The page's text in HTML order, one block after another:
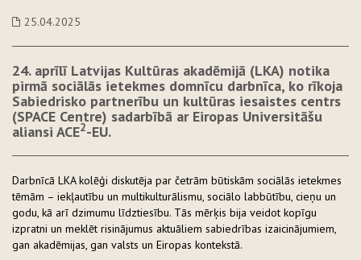
25.04.2025
24. aprīlī Latvijas Kultūras akadēmijā (LKA) notika
pirmā sociālās ietekmes domnīcu darbnīca, ko rīkoja
Sabiedrisko partnerību un kultūras iesaistes centrs
(SPACE Centre) sadarbībā ar Eiropas Universitāšu
aliansi ACE2-EU.
Darbnīcā LKA kolēģi diskutēja par četrām būtiskām sociālās ietekmes
tēmām – iekļautību un multikulturālismu, sociālo labbūtību, cieņu un
godu, kā arī dzimumu līdztiesību. Tās mērķis bija veidot kopīgu
izpratni un meklēt risinājumus aktuāliem sabiedrības izaicinājumiem,
gan akadēmijas, gan valsts un Eiropas kontekstā.